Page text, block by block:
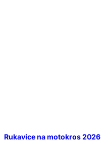
Rukavice na motokros